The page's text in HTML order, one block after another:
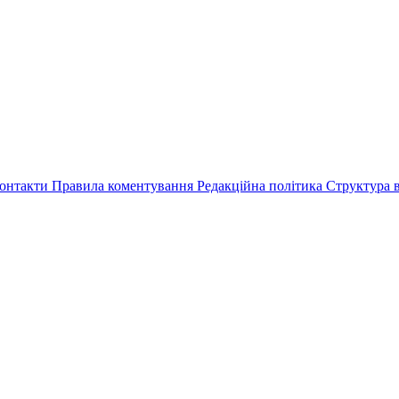
Правила коментування Редакційна політика Структура